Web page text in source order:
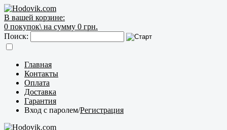
В вашей корзине:
0 покупок\ на сумму 0 грн.
Поиск:
Главная
Контакты
Оплата
Доставка
Гарантия
Вход с паролем/Регистрация